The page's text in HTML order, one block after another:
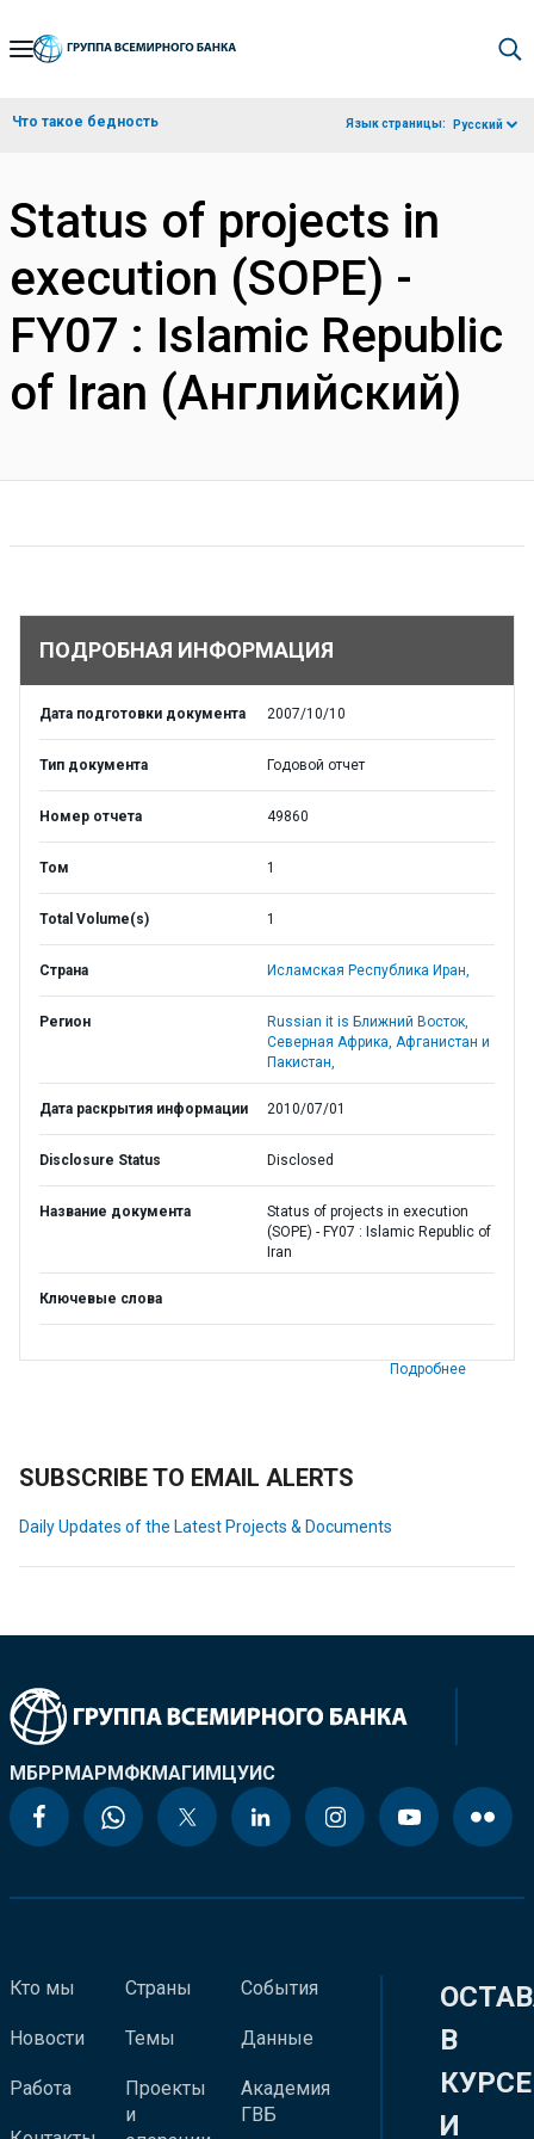
Skip
Navigation
Что такое бедность Язык страницы: Русский
Status of projects in
execution (SOPE) -
FY07 : Islamic Republic
of Iran (Английский)
ПОДРОБНАЯ ИНФОРМАЦИЯ
Дата подготовки документа 2007/10/10
Тип документа Годовой отчет
Номер отчета 49860
Том 1
Total Volume(s) 1
Страна Исламская Республика Иран,
Регион
Russian it is Ближний Восток,
Северная Африка, Афганистан и
Пакистан,
Дата раскрытия информации 2010/07/01
Disclosure Status Disclosed
Название документа
Status of projects in execution
(SOPE) - FY07 : Islamic Republic of
Iran
Ключевые слова
Подробнее
SUBSCRIBE TO EMAIL ALERTS
Daily Updates of the Latest Projects & Documents
МБРРМАРМФКМАГИМЦУИС
Кто мы
Новости
Работа
Страны
Темы
Проекты
и
События
Данные
Академия
ГВБ
В
КУРСЕ
И